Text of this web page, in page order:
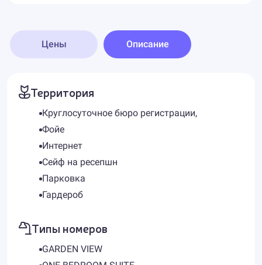
Цены Описание
Территория
Круглосуточное бюро регистрации,
Фойе
Интернет
Сейф на ресепшн
Парковка
Гардероб
Типы номеров
GARDEN VIEW